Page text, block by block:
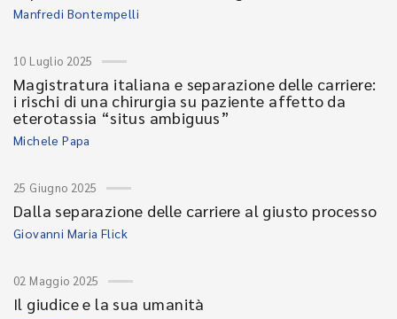
Manfredi Bontempelli
10 Luglio 2025
Magistratura italiana e separazione delle carriere:
i rischi di una chirurgia su paziente affetto da
eterotassia “situs ambiguus”
Michele Papa
25 Giugno 2025
Dalla separazione delle carriere al giusto processo
Giovanni Maria Flick
02 Maggio 2025
Il giudice e la sua umanità